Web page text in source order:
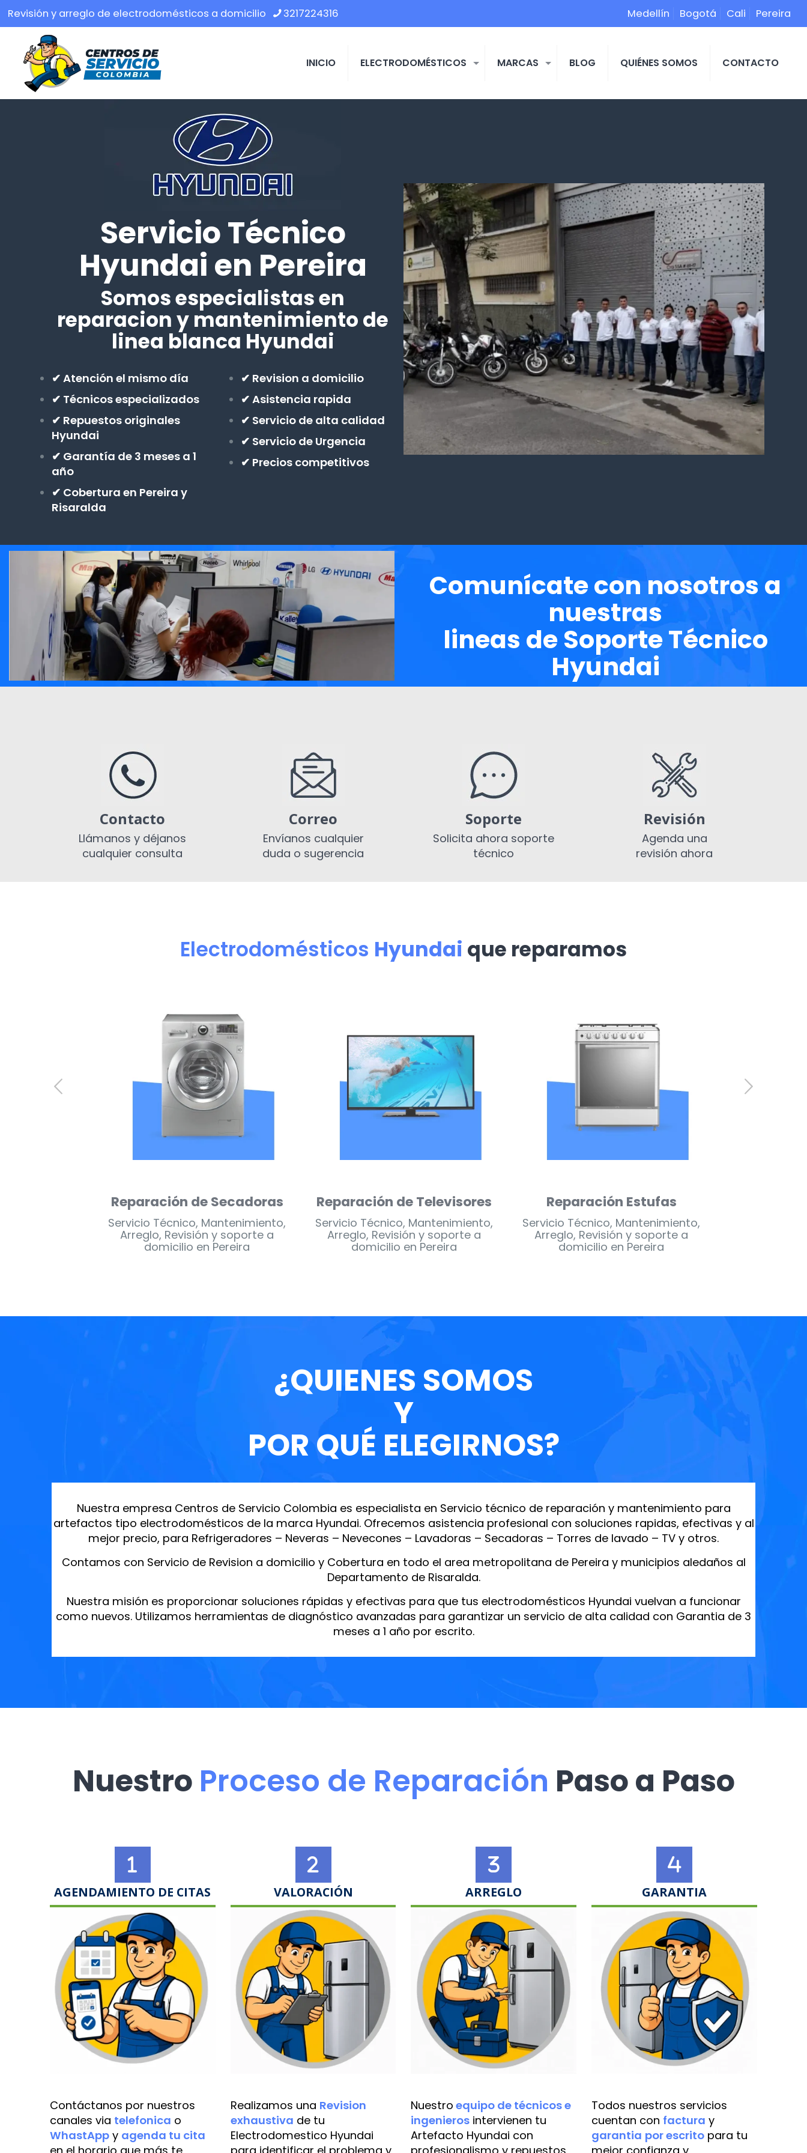
Revisión y arreglo de electrodomésticos a domicilio 3217224316 Medellín Bogotá Cali Pereira
INICIO ELECTRODOMÉSTICOS MARCAS BLOG QUIÉNES SOMOS CONTACTO
Servicio Técnico
Hyundai en Pereira
Somos especialistas en
reparacion y mantenimiento de
linea blanca Hyundai
✔ Atención el mismo día
✔ Técnicos especializados
✔ Repuestos originales
Hyundai
✔ Garantía de 3 meses a 1
año
✔ Cobertura en Pereira y
Risaralda
✔ Revision a domicilio
✔ Asistencia rapida
✔ Servicio de alta calidad
✔ Servicio de Urgencia
✔ Precios competitivos
Comunícate con nosotros a
nuestras
lineas de Soporte Técnico
Hyundai
Contacto
Llámanos y déjanos
cualquier consulta
Correo
Envíanos cualquier
duda o sugerencia
Soporte
Solicita ahora soporte
técnico
Revisión
Agenda una
revisión ahora
Electrodomésticos Hyundai que reparamos
Reparación de Neveras
Servicio Técnico, Mantenimiento,
Arreglo, Revisión y soporte a
domicilio en Pereira
Reparación de Lavadoras
Servicio Técnico, Mantenimiento,
Arreglo, Revisión y soporte a
domicilio en Pereira
Reparación de Nevecones
Servicio Técnico, Mantenimiento,
Arreglo, Revisión y soporte a
domicilio en Pereira
¿QUIENES SOMOS
Y
POR QUÉ ELEGIRNOS?
Nuestra empresa Centros de Servicio Colombia es especialista en Servicio técnico de reparación y mantenimiento para
artefactos tipo electrodomésticos de la marca Hyundai. Ofrecemos asistencia profesional con soluciones rapidas, efectivas y al
mejor precio, para Refrigeradores – Neveras – Nevecones – Lavadoras – Secadoras – Torres de lavado – TV y otros.
Contamos con Servicio de Revision a domicilio y Cobertura en todo el area metropolitana de Pereira y municipios aledaños al
Departamento de Risaralda.
Nuestra misión es proporcionar soluciones rápidas y efectivas para que tus electrodomésticos Hyundai vuelvan a funcionar
como nuevos. Utilizamos herramientas de diagnóstico avanzadas para garantizar un servicio de alta calidad con Garantia de 3
meses a 1 año por escrito.
Nuestro Proceso de Reparación Paso a Paso
AGENDAMIENTO DE CITAS
Contáctanos por nuestros
canales via telefonica o
WhastApp y agenda tu cita
VALORACIÓN
Realizamos una Revision
exhaustiva de tu
Electrodomestico Hyundai
ARREGLO
Nuestro equipo de técnicos e
ingenieros intervienen tu
Artefacto Hyundai con
GARANTIA
Todos nuestros servicios
cuentan con factura y
garantia por escrito para tu